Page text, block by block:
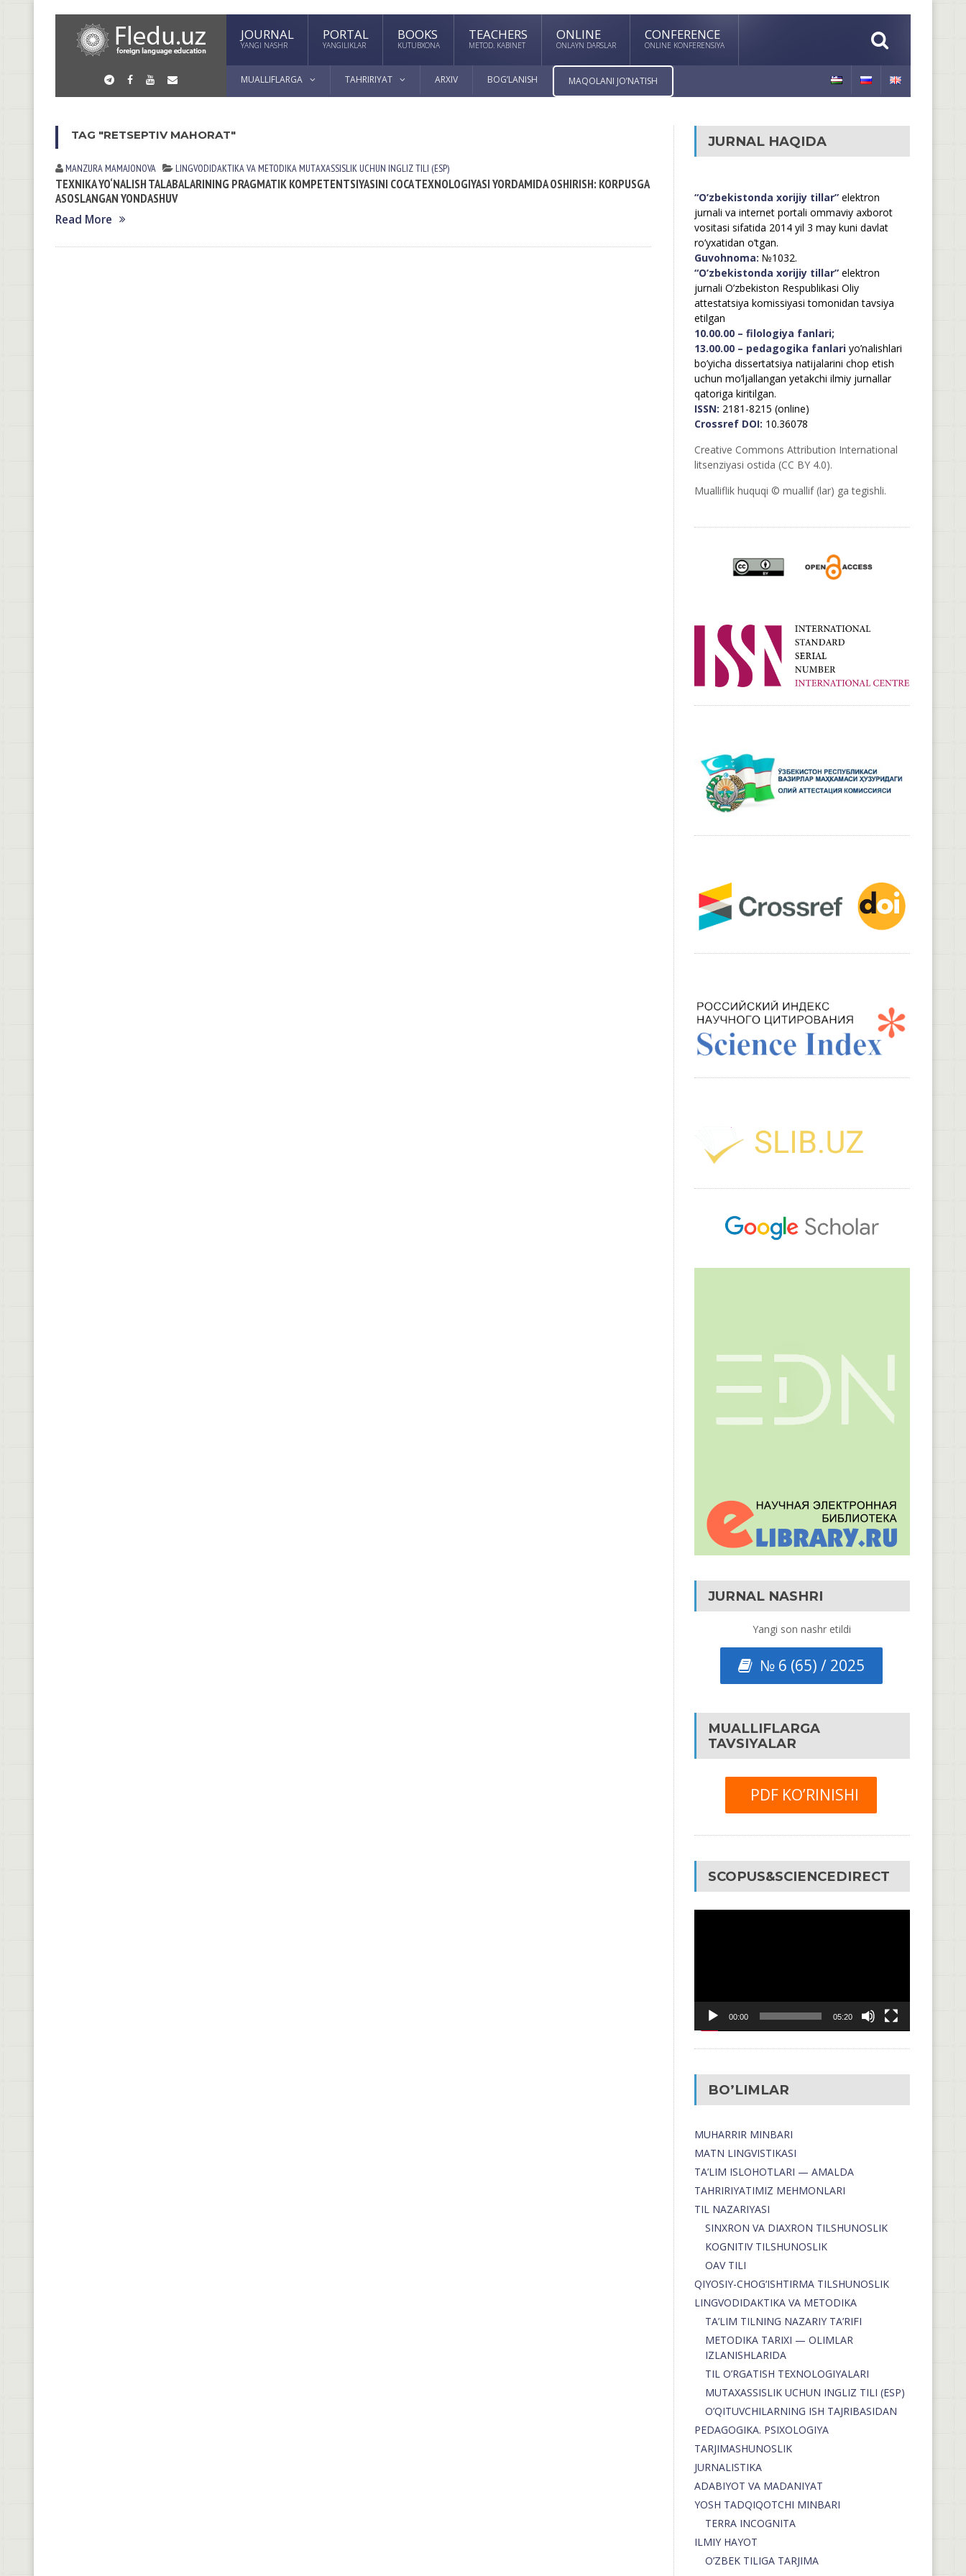
JOURNAL
YANGI NASHR
PORTAL
YANGILIKLAR
BOOKS
KUTUBXONA
TEACHERS
METOD. KABINET
ONLINE
ONLAYN DARSLAR
CONFERENCE
ONLINE KONFERENSIYA
MUALLIFLARGA TAHRIRIYAT ARXIV BOG’LANISH MAQOLANI JO’NATISH
TAG "RETSEPTIV MAHORAT"
MANZURA MAMAJONOVA LINGVODIDАKTIKА VА METODIKА MUTАXАSSISLIK UCHUN INGLIZ TILI (ESP)
TEXNIKA YO‘NALISH TALABALARINING PRAGMATIK KOMPETENTSIYASINI COCA TEXNOLOGIYASI YORDAMIDA OSHIRISH: KORPUSGA
ASOSLANGAN YONDASHUV
Read More
JURNAL HAQIDA
“O’zbekistonda xorijiy tillar”elektron
jurnali va internet portali ommaviy axborot
vositasi sifatida 2014 yil 3 may kuni davlat
ro’yxatidan o’tgan.
Guvohnoma: №1032.
“O’zbekistonda xorijiy tillar”elektron
jurnali O’zbekiston Respublikasi Oliy
attestatsiya komissiyasi tomonidan tavsiya
etilgan
10.00.00 – filologiya fanlari;
13.00.00 – pedagogika fanlariyo’nalishlari
bo’yicha dissertatsiya natijalarini chop etish
uchun mo’ljallangan yetakchi ilmiy jurnallar
qatoriga kiritilgan.
ISSN: 2181-8215 (online)
Crossref DOI: 10.36078
Creative Commons Attribution International
litsenziyasi ostida (CC BY 4.0).
Mualliflik huquqi © muallif (lar) ga tegishli.
JURNAL NASHRI
Yangi son nashr etildi
№ 6 (65) / 2025
MUALLIFLARGA
TAVSIYALAR
PDF KO’RINISHI
SCOPUS&SCIENCEDIRECT
00:00 05:20
BO’LIMLAR
MUHARRIR MINBARI
MATN LINGVISTIKASI
TA’LIM ISLOHOTLARI — AMALDA
TAHRIRIYATIMIZ MEHMONLARI
TIL NAZARIYASI
SINXRON VA DIAXRON TILSHUNOSLIK
KOGNITIV TILSHUNOSLIK
OAV TILI
QIYOSIY-CHOG‘ISHTIRMA TILSHUNOSLIK
LINGVODIDAKTIKA VA METODIKA
TA’LIM TILNING NAZARIY TA’RIFI
METODIKA TARIXI — OLIMLAR
IZLANISHLARIDA
TIL O’RGATISH TEXNOLOGIYALARI
MUTAXASSISLIK UCHUN INGLIZ TILI (ESP)
O’QITUVCHILARNING ISH TAJRIBASIDAN
PEDAGOGIKA. PSIXOLOGIYA
TARJIMASHUNOSLIK
JURNALISTIKA
ADABIYOT VA MADANIYAT
YOSH TADQIQOTCHI MINBARI
TERRA INCOGNITA
ILMIY HAYOT
O’ZBEK TILIGA TARJIMA